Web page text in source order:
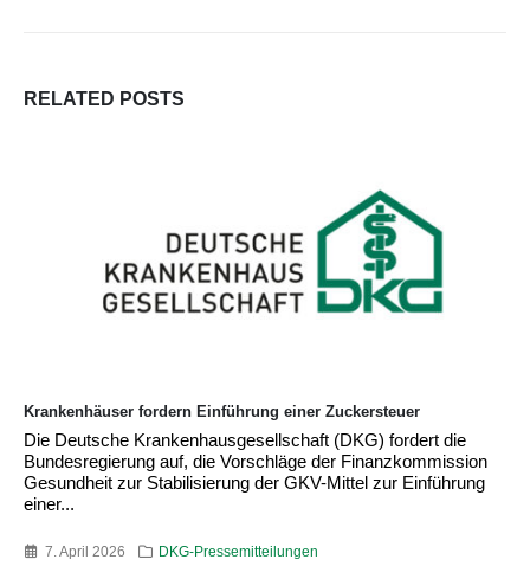
RELATED POSTS
Krankenhäuser fordern Einführung einer Zuckersteuer
Die Deutsche Krankenhausgesellschaft (DKG) fordert die
Bundesregierung auf, die Vorschläge der Finanzkommission
Gesundheit zur Stabilisierung der GKV-Mittel zur Einführung
einer...
7. April 2026
DKG-Pressemitteilungen